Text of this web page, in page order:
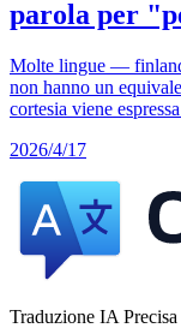
parola per
Molte lingue —
non hanno un
cortesia viene
2026/4/17
Traduzione IA